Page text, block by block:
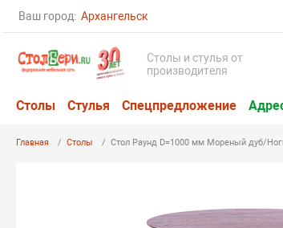
Ваш город: Архангельск
Столы и стулья от
производителя
Столы Стулья Спецпредложение
Главная Столы Стол Раунд D=1000 мм Мореный дуб/